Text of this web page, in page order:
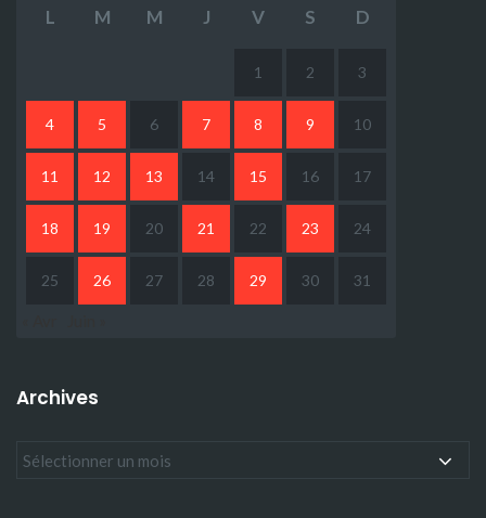
L M M J V S D
1 2 3
4 5 6 7 8 9 10
11 12 13 14 15 16 17
18 19 20 21 22 23 24
25 26 27 28 29 30 31
Archives